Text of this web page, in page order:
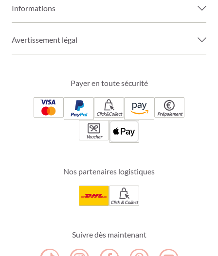
Informations
Avertissement légal
Payer en toute sécurité
Click&Collect Prépaiement
Voucher
Nos partenaires logistiques
Click & Collect
Suivre dès maintenant